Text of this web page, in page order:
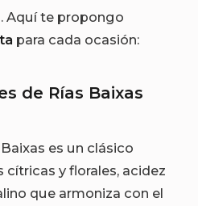
Aquí te propongo
para cada ocasión:
de Rías Baixas
es un clásico
cítricas y florales, acidez
que armoniza con el